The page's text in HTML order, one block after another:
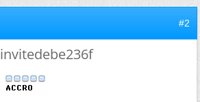
#2
invitedebe236f